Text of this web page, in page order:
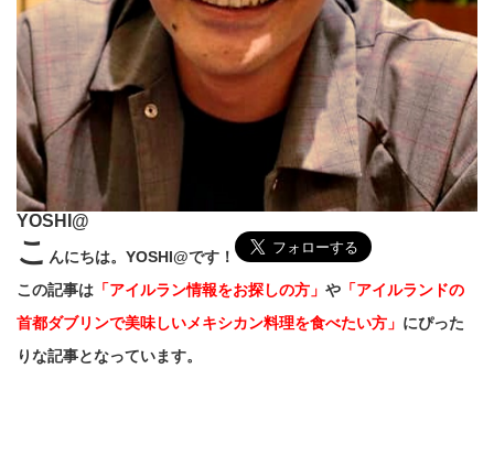
YOSHI@
こ んにちは。YOSHI@です！
この記事は 「アイルラン情報をお探しの方」 や 「アイルランドの
首都ダブリンで美味しいメキシカン料理を食べたい方」 にぴった
りな記事となっています。